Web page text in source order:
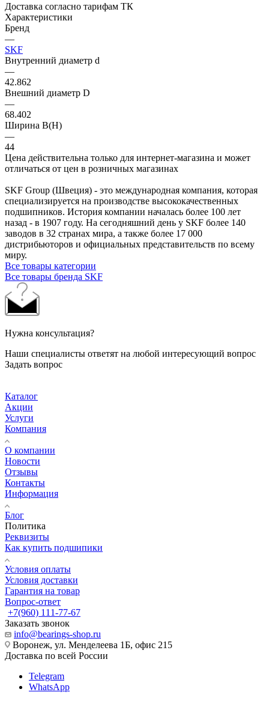
Доставка согласно тарифам ТК
Характеристики
Бренд
—
SKF
Внутренний диаметр d
—
42.862
Внешний диаметр D
—
68.402
Ширина B(H)
—
44
Цена действительна только для интернет-магазина и может
отличаться от цен в розничных магазинах
SKF Group (Швеция) - это международная компания, которая
специализируется на производстве высококачественных
подшипников. История компании началась более 100 лет
назад - в 1907 году. На сегодняшний день у SKF более 140
заводов в 32 странах мира, а также более 17 000
дистрибьюторов и официальных представительств по всему
миру.
Все товары категории
Все товары бренда SKF
Нужна консультация?
Наши специалисты ответят на любой интересующий вопрос
Задать вопрос
Каталог
Акции
Услуги
Компания
О компании
Новости
Отзывы
Контакты
Информация
Блог
Политика
Реквизиты
Как купить подшипики
Условия оплаты
Условия доставки
Гарантия на товар
Вопрос-ответ
+7(960) 111-77-67
Заказать звонок
info@bearings-shop.ru
Воронеж, ул. Менделеева 1Б, офис 215
Доставка по всей России
Telegram
WhatsApp